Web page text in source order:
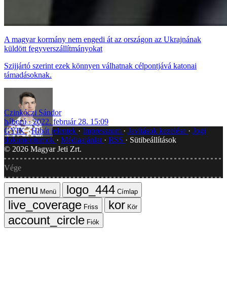
A magyar kormány nem engedi át az országon az Ukrajnának
küldött fegyverszállítmányokat
Szijjártó szerint ezek könnyen válhatnak célpontjává katonai
támadásoknak.
Czinkóczi Sándor
háború
2022. február 28. 15:09
GYIK Hibát jelentek Impresszum Javítások kezelése
Jogi
dokumentumok
Médiaajánlat RSS
Sütibeállítások
© 2026 Magyar Jeti Zrt.
Vége
Menü
Címlap
Friss
Kör
Fiók